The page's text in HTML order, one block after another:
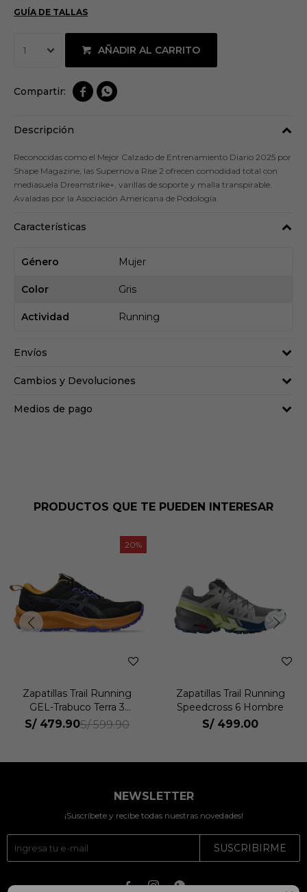
GUÍA DE TALLAS
1 AÑADIR AL CARRITO
 
Envíos
Cambios y Devoluciones
Medios de pago
Descripción
Reconocidas como el Mejor Calzado de Entrenamiento Diario 2025 por
Shape Magazine, las Supernova Rise 2 ofrecen comodidad total con
mediasuela Dreamstrike+, varillas de soporte y malla transpirable.
Avaladas por la Asociación Americana de Podología.
Características
Género Mujer
Color Gris
Actividad Running
PRODUCTOS QUE TE PUEDEN INTERESAR
20
Zapatillas Trail Running
GEL-Trabuco Terra 3
Hombre
S/ 479.90S/ 599.90
Zapatillas Trail Running
Speedcross 6 Hombre
S/ 499.00
NEWSLETTER
¡Suscríbete y recibe todas nuestras novedades!
SUSCRIBIRME
  